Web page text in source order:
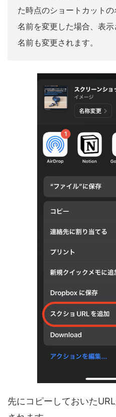
た時点のショートカット
名前を変更した場合、表
名前も変更されます。
先にコピーしておいた